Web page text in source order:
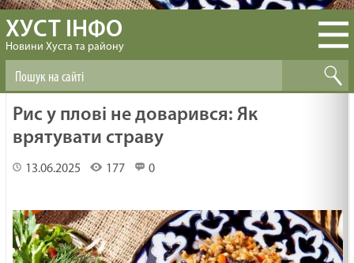
ХУСТ ІНФО
Новини Хуста та району
Рис у плові не доварився: Як
врятувати страву
13.06.2025 177 0